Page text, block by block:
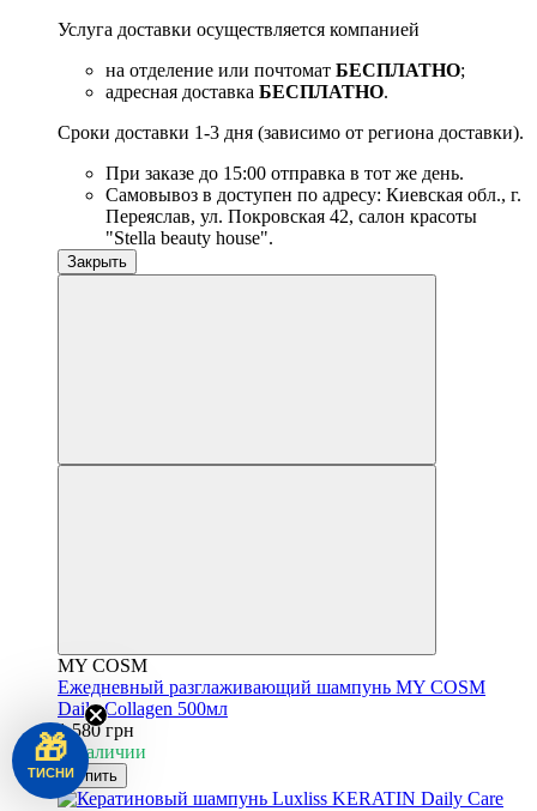
Услуга доставки осуществляется компанией
на отделение или почтомат БЕСПЛАТНО;
адресная доставка БЕСПЛАТНО.
Сроки доставки 1-3 дня (зависимо от региона доставки).
При заказе до 15:00 отправка в тот же день.
Самовывоз в доступен по адресу: Киевская обл., г.
Переяслав, ул. Покровская 42, салон красоты
"Stella beauty house".
Закрыть
MY COSM
Ежедневный разглаживающий шампунь MY COSM
Daily Collagen 500мл
1 580 грн
В наличии
Купить
🎁
ТИСНИ